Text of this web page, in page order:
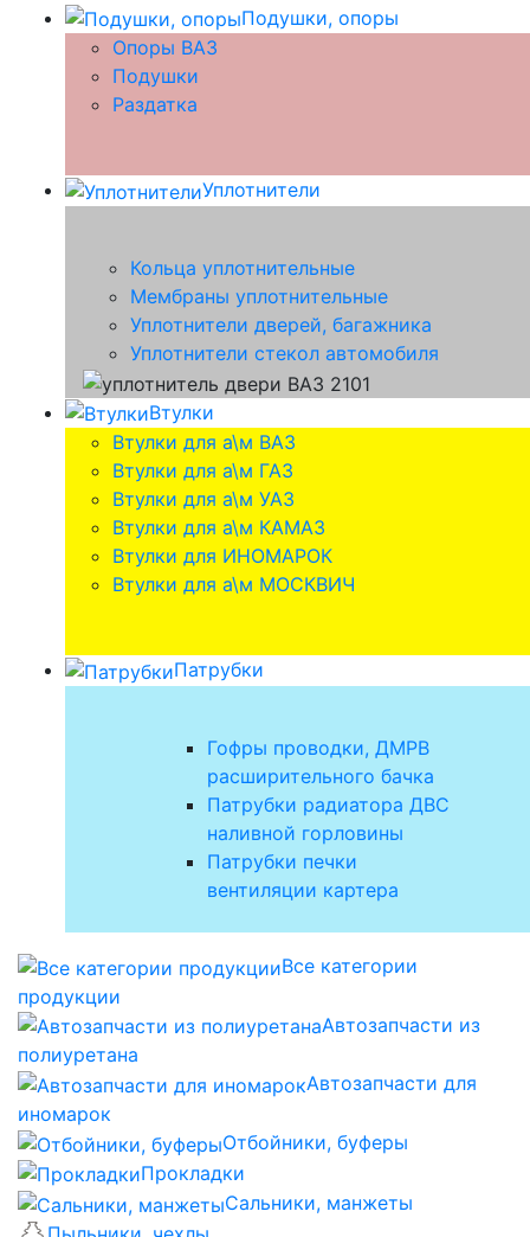
Подушки, опоры
Опоры ВАЗ
Подушки
Раздатка
Уплотнители
Кольца уплотнительные
Мембраны уплотнительные
Уплотнители дверей, багажника
Уплотнители стекол автомобиля
Втулки
Втулки для а\м ВАЗ
Втулки для а\м ГАЗ
Втулки для а\м УАЗ
Втулки для а\м КАМАЗ
Втулки для ИНОМАРОК
Втулки для а\м МОСКВИЧ
Патрубки
Гофры проводки, ДМРВ
расширительного бачка
Патрубки радиатора ДВС
наливной горловины
Патрубки печки
вентиляции картера
Все категории
продукции
Автозапчасти из
полиуретана
Автозапчасти для
иномарок
Отбойники, буферы
Прокладки
Сальники, манжеты